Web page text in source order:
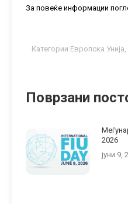
За повеќе информации
Категории Европска Унија,
Поврзани
2026
јуни 9,